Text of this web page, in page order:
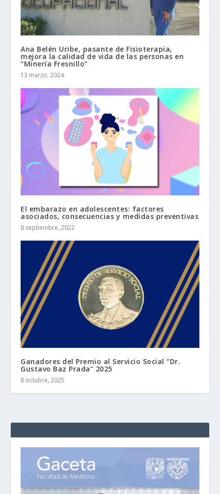
Ana Belén Uribe, pasante de Fisioterapia,
mejora la calidad de vida de las personas en
“Minería Fresnillo”
13 marzo, 2024
El embarazo en adolescentes: factores
asociados, consecuencias y medidas preventivas
8 septiembre, 2022
Ganadores del Premio al Servicio Social “Dr.
Gustavo Baz Prada” 2025
8 octubre, 2025